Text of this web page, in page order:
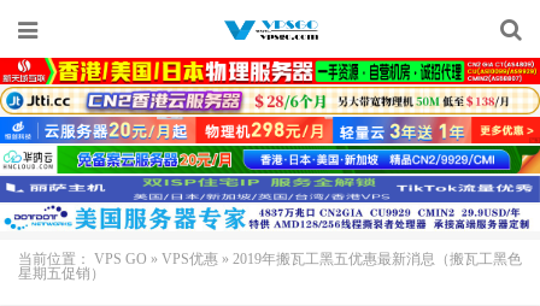
当前位置： VPS GO » VPS优惠 » 2019年搬瓦工黑五优惠最新消息（搬瓦工黑色
星期五促销）